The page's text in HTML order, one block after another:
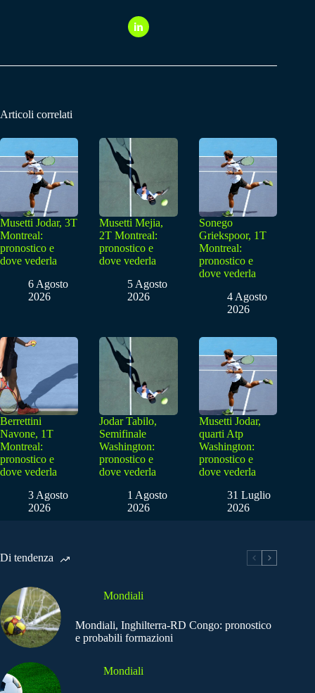
Articoli correlati
Musetti Jodar, 3T
Montreal:
pronostico e
dove vederla
6 Agosto
2026
Musetti Mejia,
2T Montreal:
pronostico e
dove vederla
5 Agosto
2026
Sonego
Griekspoor, 1T
Montreal:
pronostico e
dove vederla
4 Agosto
2026
Berrettini
Navone, 1T
Montreal:
pronostico e
dove vederla
3 Agosto
2026
Jodar Tabilo,
Semifinale
Washington:
pronostico e
dove vederla
1 Agosto
2026
Musetti Jodar,
quarti Atp
Washington:
pronostico e
dove vederla
31 Luglio
2026
Di tendenza
Mondiali
Mondiali, Inghilterra-RD Congo: pronostico
e probabili formazioni
Mondiali